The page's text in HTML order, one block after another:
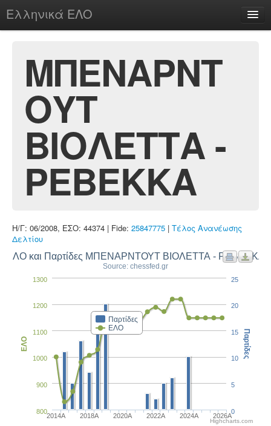
Ελληνικά ΕΛΟ
chesstu.be @ discord
Login
ΜΠΕΝΑΡΝΤ
ΟΥΤ
ΒΙΟΛΕΤΤΑ -
ΡΕΒΕΚΚΑ
Η/Γ: 06/2008, ΕΣΟ: 44374 | Fide: 25847775 | Τέλος Ανανέωσης
Δελτίου
ΕΛΟ και Παρτίδες ΜΠΕΝΑΡΝΤΟΥΤ ΒΙΟΛΕΤΤΑ - ΡΕΒΕΚΚΑ
Source: chessfed.gr
Παρτίδες
ΕΛΟ
2014A 2018A 2020A 2022A 2024A 2026A
800
900
1000
1100
1200
1300
ΕΛΟ
0
5
10
15
20
25
Παρτίδες
Highcharts.com